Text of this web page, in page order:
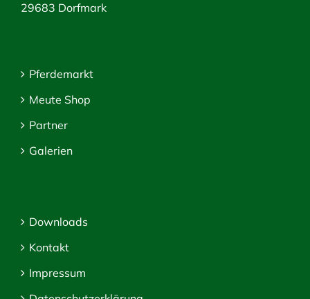
29683 Dorfmark
Pferdemarkt
Meute Shop
Partner
Galerien
Downloads
Kontakt
Impressum